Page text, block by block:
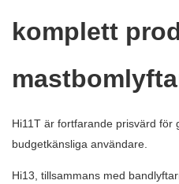
komplett
Hi11T är fortfarande prisvärd för
budgetkänsliga användare.
Hi13, tillsammans med